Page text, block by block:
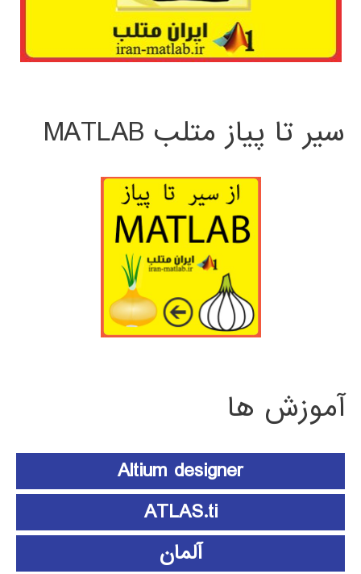
سیر تا پیاز متلب MATLAB
آموزش ها
Altium designer
ATLAS.ti
آلمان